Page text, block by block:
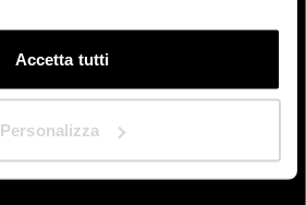
Accetta tutti
Personalizza
Suivant